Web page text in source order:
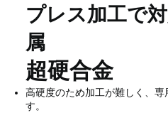
プレス加工で
属
超硬合金
高硬度のため加工が難しく、
す。